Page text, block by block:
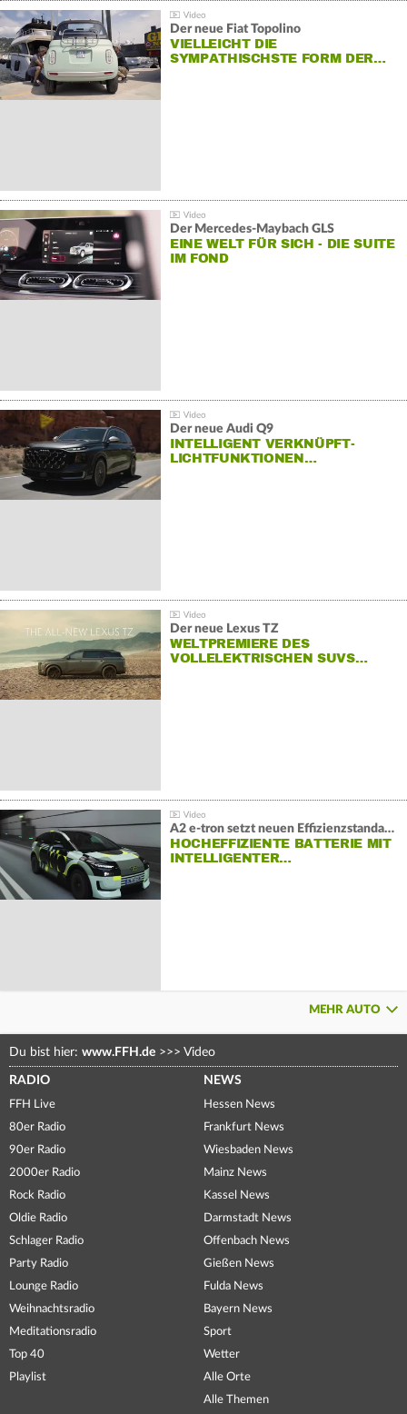
Der neue Fiat Topolino
VIELLEICHT DIE
SYMPATHISCHSTE FORM DER…
Der Mercedes‑Maybach GLS
EINE WELT FÜR SICH - DIE SUITE
IM FOND
Der neue Audi Q9
INTELLIGENT VERKNÜPFT-
LICHTFUNKTIONEN…
Der neue Lexus TZ
WELTPREMIERE DES
VOLLELEKTRISCHEN SUVS…
A2 e-tron setzt neuen Effizienzstandard bei Audi
HOCHEFFIZIENTE BATTERIE MIT
INTELLIGENTER…
MEHR AUTO
Du bist hier: www.FFH.de >>> Video
RADIO
FFH Live
80er Radio
90er Radio
2000er Radio
Rock Radio
Oldie Radio
Schlager Radio
Party Radio
Lounge Radio
Weihnachtsradio
Meditationsradio
Top 40
Playlist
NEWS
Hessen News
Frankfurt News
Wiesbaden News
Mainz News
Kassel News
Darmstadt News
Offenbach News
Gießen News
Fulda News
Bayern News
Sport
Wetter
Alle Orte
Alle Themen